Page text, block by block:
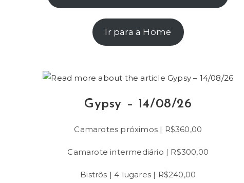
Ir para a Home
Gypsy – 14/08/26
Camarotes próximos | R$360,00
Camarote intermediário | R$300,00
Bistrôs | 4 lugares | R$240,00